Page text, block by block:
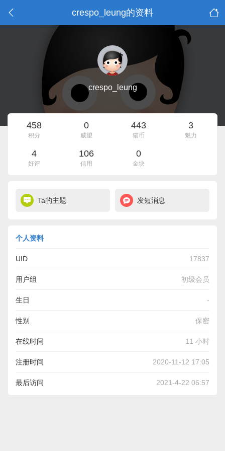
crespo_leung的资料
crespo_leung
458
积分
0
威望
443
猫币
3
魅力
4
好评
106
信用
0
金块
Ta的主题 发短消息
个人资料
UID 17837
用户组 初级会员
生日 -
性别 保密
在线时间 11 小时
注册时间 2020-11-12 17:05
最后访问 2021-4-22 06:57